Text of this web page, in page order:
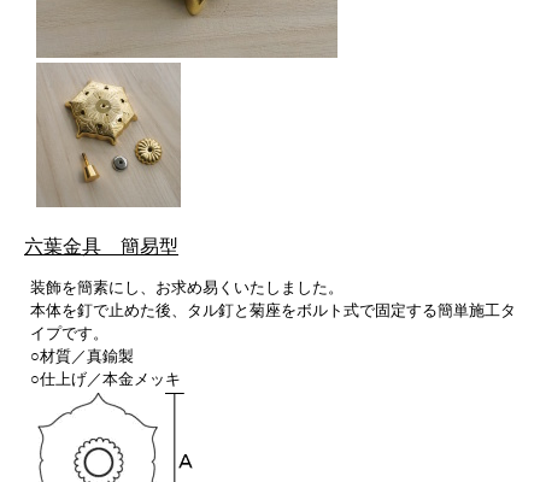
六葉金具 簡易型
装飾を簡素にし、お求め易くいたしました。
本体を釘で止めた後、タル釘と菊座をボルト式で固定する簡単施工タ
イプです。
○材質／真鍮製
○仕上げ／本金メッキ